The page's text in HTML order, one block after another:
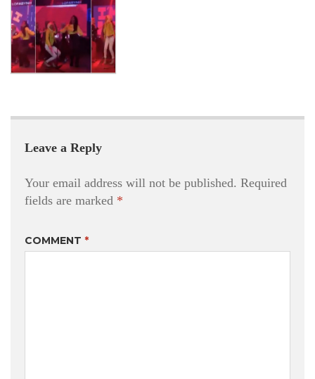
Leave a Reply
Your email address will not be published. Required
fields are marked *
COMMENT *